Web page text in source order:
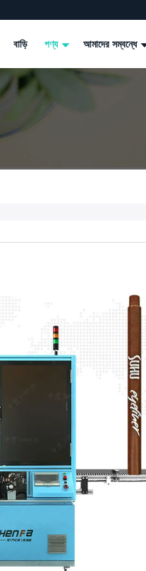
বাড়ি পণ্য আমাদের সম্বন্ধে